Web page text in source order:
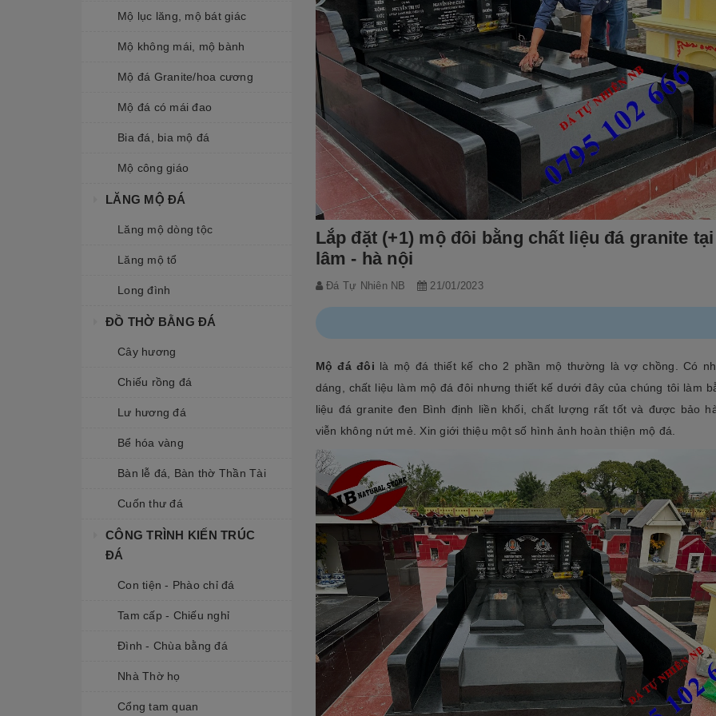
Mộ lục lăng, mộ bát giác
Mộ không mái, mộ bành
Mộ đá Granite/hoa cương
Mộ đá có mái đao
Bia đá, bia mộ đá
Mộ công giáo
LĂNG MỘ ĐÁ
Lăng mộ dòng tộc
Lăng mộ tổ
Long đình
ĐỒ THỜ BẰNG ĐÁ
Cây hương
Chiếu rồng đá
Lư hương đá
Bể hóa vàng
Bàn lễ đá, Bàn thờ Thần Tài
Cuốn thư đá
CÔNG TRÌNH KIẾN TRÚC
ĐÁ
Con tiện - Phào chỉ đá
Tam cấp - Chiếu nghỉ
Đình - Chùa bằng đá
Nhà Thờ họ
Cổng tam quan
Lắp đặt (+1) mộ đôi bằng chất liệu đá granite
lâm - hà nội
Đá Tự Nhiên NB 21/01/2023
Mộ đá đôi là mộ đá thiết kế cho 2 phần mộ thường là vợ chồng. Có
dáng, chất liệu làm mộ đá đôi nhưng thiết kế dưới đây của chúng tôi làm
liệu đá granite đen Bình định liền khối, chất lượng rất tốt và được bảo
viễn không nứt mẻ. Xin giới thiệu một số hình ảnh hoàn thiện mộ đá.